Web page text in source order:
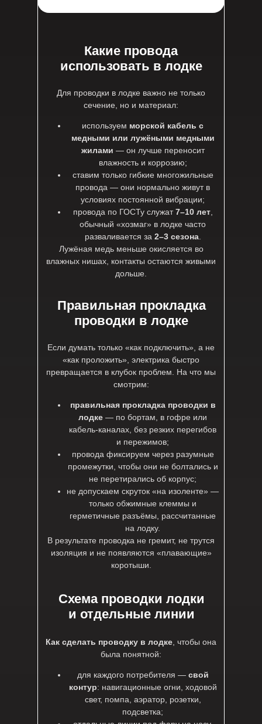
Как сделать проводку в лодке , чтобы она
была понятной:
для каждого потребителя — свой
контур: навигационные огни, ходовой
свет, помпа, аэратор, розетки,
подсветка;
Схема проводки лодки
и отдельные линии
Если думать только «как подключить», а не
«как проложить», электрика быстро
превращается в клубок проблем. На что мы
смотрим:
правильная прокладка проводки в
лодке — по бортам, в гофре или
кабель-каналах, без резких перегибов
и пережимов;
провода фиксируем через разумные
промежутки, чтобы они не болтались и
не перетирались об корпус;
не допускаем скруток «на изоленте» —
только обжимные клеммы и
герметичные разъёмы, рассчитанные
на лодку.
В результате проводка не гремит, не трутся
изоляция и не появляются «плавающие»
коротыши.
Правильная прокладка
проводки в лодке
Для проводки в лодке важно не только
сечение, но и материал:
используем морской кабель с
медными или лужёными медными
жилами — он лучше переносит
влажность и коррозию;
ставим только гибкие многожильные
провода — они нормально живут в
условиях постоянной вибрации;
провода по ГОСТу служат7–10 лет,
обычный «хозмаг» в лодке часто
разваливается за 2–3 сезона.
Лужёная медь меньше окисляется во
влажных нишах, контакты остаются живыми
дольше.
Какие провода
использовать в лодке